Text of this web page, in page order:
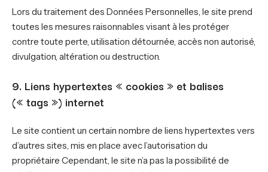
Lors du traitement des Données Personnelles, le site prend
toutes les mesures raisonnables visant à les protéger
contre toute perte, utilisation détournée, accès non autorisé,
divulgation, altération ou destruction.
9. Liens hypertextes « cookies » et balises
(« tags ») internet
Le site contient un certain nombre de liens hypertextes vers
d’autres sites, mis en place avec l’autorisation du
propriétaire Cependant, le site n’a pas la possibilité de